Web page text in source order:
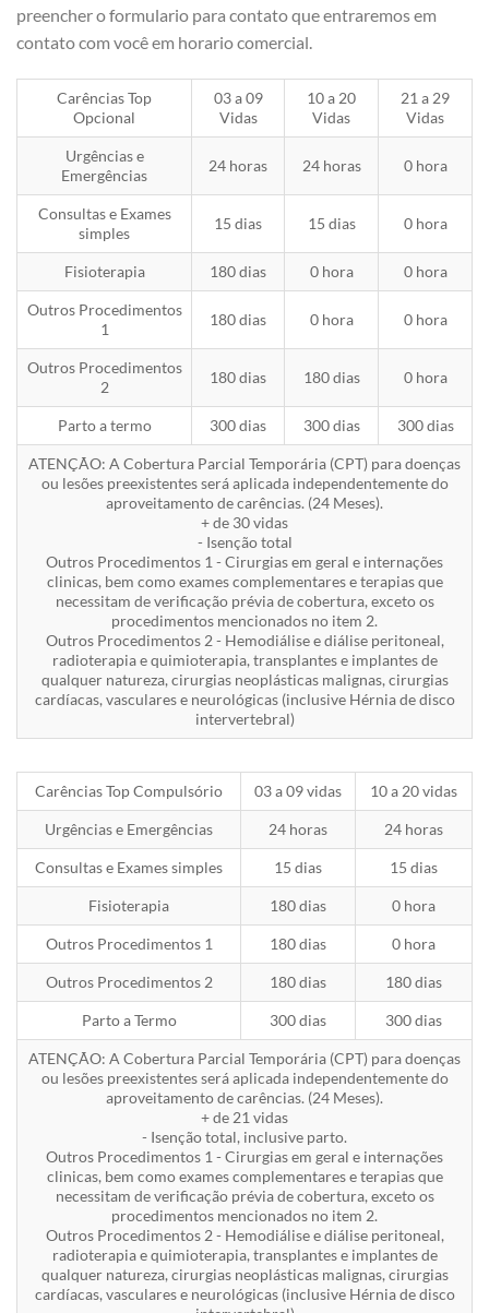
preencher o formulario para contato que entraremos em
contato com você em horario comercial.
Carências Top
Opcional
03 a 09
Vidas
10 a 20
Vidas
21 a 29
Vidas
Urgências e
Emergências
24 horas 24 horas 0 hora
Consultas e Exames
simples
15 dias 15 dias 0 hora
Fisioterapia 180 dias 0 hora 0 hora
Outros Procedimentos
1
180 dias 0 hora 0 hora
Outros Procedimentos
2
180 dias 180 dias 0 hora
Parto a termo 300 dias 300 dias 300 dias
ATENÇÃO: A Cobertura Parcial Temporária (CPT) para doenças
ou lesões preexistentes será aplicada independentemente do
aproveitamento de carências. (24 Meses).
+ de 30 vidas
- Isenção total
Outros Procedimentos 1 - Cirurgias em geral e internações
clinicas, bem como exames complementares e terapias que
necessitam de verificação prévia de cobertura, exceto os
procedimentos mencionados no item 2.
Outros Procedimentos 2 - Hemodiálise e diálise peritoneal,
radioterapia e quimioterapia, transplantes e implantes de
qualquer natureza, cirurgias neoplásticas malignas, cirurgias
cardíacas, vasculares e neurológicas (inclusive Hérnia de disco
intervertebral)
Carências Top Compulsório 03 a 09 vidas 10 a 20 vidas
Urgências e Emergências 24 horas 24 horas
Consultas e Exames simples 15 dias 15 dias
Fisioterapia 180 dias 0 hora
Outros Procedimentos 1 180 dias 0 hora
Outros Procedimentos 2 180 dias 180 dias
Parto a Termo 300 dias 300 dias
ATENÇÃO: A Cobertura Parcial Temporária (CPT) para doenças
ou lesões preexistentes será aplicada independentemente do
aproveitamento de carências. (24 Meses).
+ de 21 vidas
- Isenção total, inclusive parto.
Outros Procedimentos 1 - Cirurgias em geral e internações
clinicas, bem como exames complementares e terapias que
necessitam de verificação prévia de cobertura, exceto os
procedimentos mencionados no item 2.
Outros Procedimentos 2 - Hemodiálise e diálise peritoneal,
radioterapia e quimioterapia, transplantes e implantes de
qualquer natureza, cirurgias neoplásticas malignas, cirurgias
cardíacas, vasculares e neurológicas (inclusive Hérnia de disco